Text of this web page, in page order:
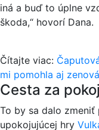
iná a buď to úplne
škoda,“ hovorí Dana.
Čítajte viac:
mi pomohla aj
Cesta za
To by sa dalo
upokojujúcej hry